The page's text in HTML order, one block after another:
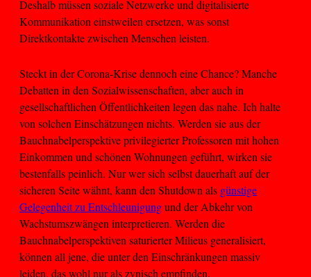
Deshalb müssen soziale Netzwerke und digitalisierte
Kommunikation einstweilen ersetzen, was sonst
Direktkontakte zwischen Menschen leisten.
Steckt in der Corona-Krise dennoch eine Chance? Manche
Debatten in den Sozialwissenschaften, aber auch in
gesellschaftlichen Öffentlichkeiten legen das nahe. Ich halte
von solchen Einschätzungen nichts. Werden sie aus der
Bauchnabelperspektive privilegierter Professoren mit hohen
Einkommen und schönen Wohnungen geführt, wirken sie
bestenfalls peinlich. Nur wer sich selbst dauerhaft auf der
sicheren Seite wähnt, kann den Shutdown als günstige
Gelegenheit zu Entschleunigungund der Abkehr von
Wachstumszwängen interpretieren. Werden die
Bauchnabelperspektiven saturierter Milieus generalisiert,
können all jene, die unter den Einschränkungen massiv
leiden, das wohl nur als zynisch empfinden.